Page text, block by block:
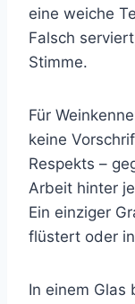
eine weiche
Falsch
Stimme.
Für
keine
Respekts –
Arbeit hinter
Ein einziger
flüstert oder
In einem Glas